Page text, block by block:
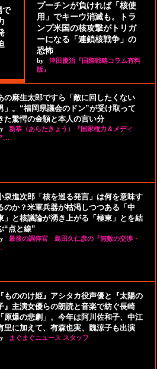
で
プーチンが負ければ「核使
用」でキーウ消滅も。トラ
ンプ米国の核攻撃がトリガ
ーになる「連鎖核戦争」の
恐怖
by
津田慶治『国際戦略コラム有料
版』
の麻生太郎ですら「敵に回したくない
」。“福岡県議会のドン”が受け取って
た驚愕の金額と本人の言い分
新恭（あらたきょう）『国家権力＆メディ
…
泉進次郎「核を巡る発言」は何を意味す
のか？米軍兵器が枯渇しつつある「中
」と核議論が湧き上がる「極東」とを結
“点と線”
最後の調停官 島田久仁彦の『無敵の交渉・
『もののけ姫』アシタカ役声優と『太陽の
』主演女優らの朗読と音楽で紡ぐ長崎
「原爆の悲劇」。今年は阿川佐和子、中江
里に加えて、有森也実、魏涼子も出演
まぐまぐニュース スタッフ